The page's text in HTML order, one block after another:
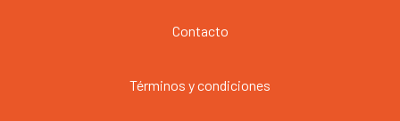
Contacto
Términos y condiciones